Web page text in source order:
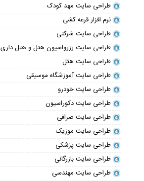
طراحی سایت مهد کودک
نرم افزار قرعه کشی
طراحی سایت شرکتی
طراحی سایت رزرواسیون هتل و هتل داری
طراحی سایت هتل
طراحی سایت آموزشگاه موسیقی
طراحی سایت خودرو
طراحی سایت دکوراسیون
طراحی سایت صرافی
طراحی سایت موزیک
طراحی سایت پزشکی
طراحی سایت بازرگانی
طراحی سایت مهندسی